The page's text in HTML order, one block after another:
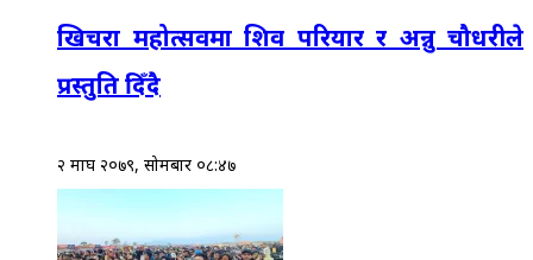
खिचरा महोत्सवमा शिव परियार र अन्नु चौधरीले
प्रस्तुति दिँदै
२ माघ २०७९, सोमबार ०८:४७